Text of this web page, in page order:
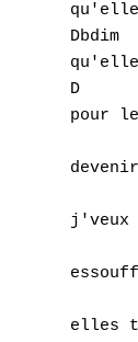
D    			 Eb
pour
j'veux
elles